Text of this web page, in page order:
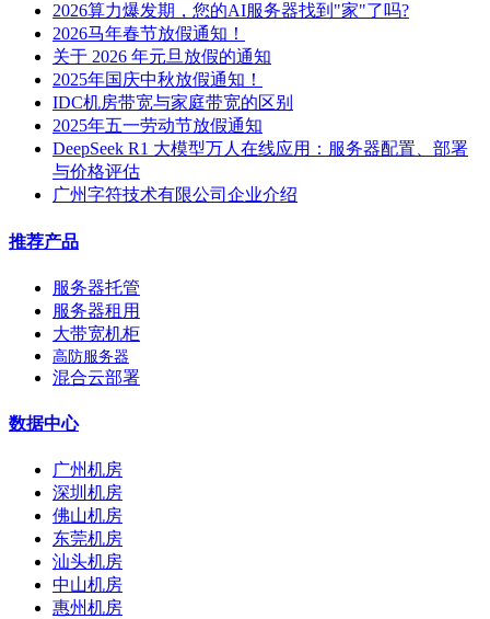
2026算力爆发期，您的AI服务器找到"家"了吗?
2026马年春节放假通知！
关于 2026 年元旦放假的通知
2025年国庆中秋放假通知！
IDC机房带宽与家庭带宽的区别
2025年五一劳动节放假通知
DeepSeek R1 大模型万人在线应用：服务器配置、部署
与价格评估
广州字符技术有限公司企业介绍
推荐产品
服务器托管
服务器租用
大带宽机柜
高防服务器
混合云部署
数据中心
广州机房
深圳机房
佛山机房
东莞机房
汕头机房
中山机房
惠州机房